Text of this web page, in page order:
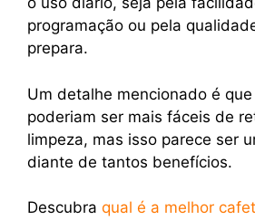
programação ou pela
prepara.
Um detalhe mencionado é
poderiam ser mais fáceis de
limpeza, mas isso parece ser
diante de tantos benefícios.
Descubra qual é a melhor